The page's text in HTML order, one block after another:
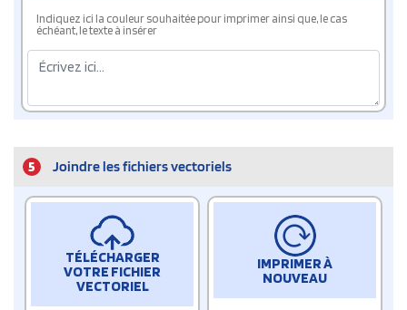
Indiquez ici la couleur souhaitée pour imprimer ainsi que, le cas
échéant, le texte à insérer
5 Joindre les fichiers vectoriels
TÉLÉCHARGER
VOTRE FICHIER
VECTORIEL
IMPRIMER À
NOUVEAU